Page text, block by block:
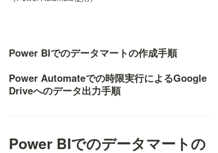
Power BIでのデータマートの作成手順
Power Automateでの時限実行によるGoogle
Driveへのデータ出力手順
Power BIでのデータマートの